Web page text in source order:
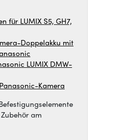
für LUMIX S5, GH7,
Doppelakku mit
LUMIX DMW-
Kamera
am